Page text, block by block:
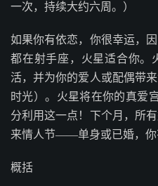
一次，持续大约六周。）
如果你有依恋，你很幸运，
都在射手座，火星适合你。
活，并为你的爱人或配偶带
时光）。火星将在你的真爱
分利用这一点！下个月，所
来情人节——单身或已婚，你
概括